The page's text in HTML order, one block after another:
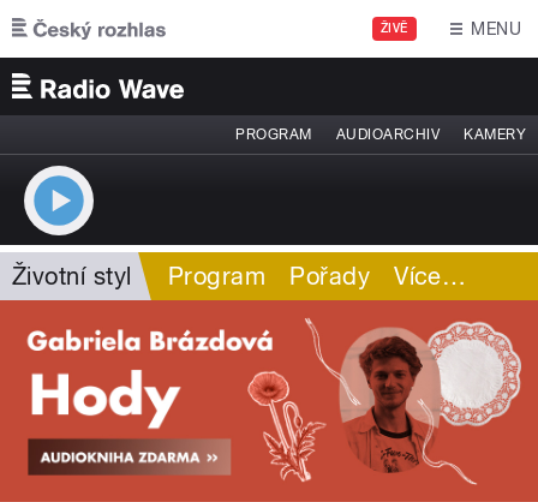
Přejít k hlavnímu obsahu
ŽIVĚ MENU
PROGRAM AUDIOARCHIV KAMERY
Životní styl Program Pořady Více…